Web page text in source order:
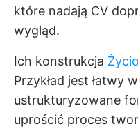
które nadają CV
wygląd.
Ich konstrukcja
Przykład jest łatwy
ustrukturyzowane
uprościć proces